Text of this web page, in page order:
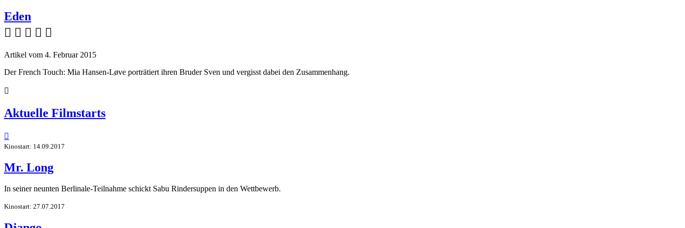
Eden
    
Artikel vom 4. Februar 2015
Der French Touch: Mia Hansen-Løve porträtiert ihren Bruder Sven und vergisst dabei den Zusammenhang.

Aktuelle Filmstarts

Kinostart: 14.09.2017
Mr. Long
In seiner neunten Berlinale-Teilnahme schickt Sabu Rindersuppen in den Wettbewerb.
Kinostart: 27.07.2017